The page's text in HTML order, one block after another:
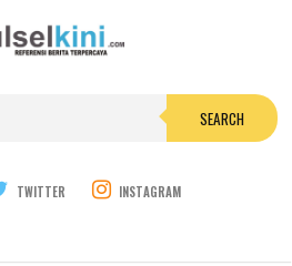
SEARCH
TWITTER INSTAGRAM